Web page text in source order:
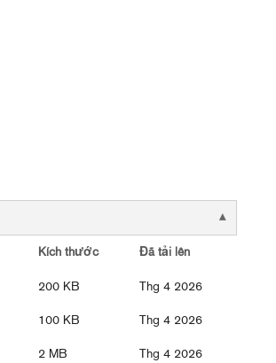
Kích thước Đã tải lên
200 KB Thg 4 2026
100 KB Thg 4 2026
2 MB Thg 4 2026